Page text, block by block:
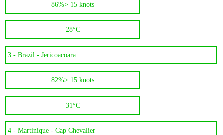
86%> 15 knots
28°C
3 -Brazil - Jericoacoara
82%> 15 knots
31°C
4 -Martinique - Cap Chevalier